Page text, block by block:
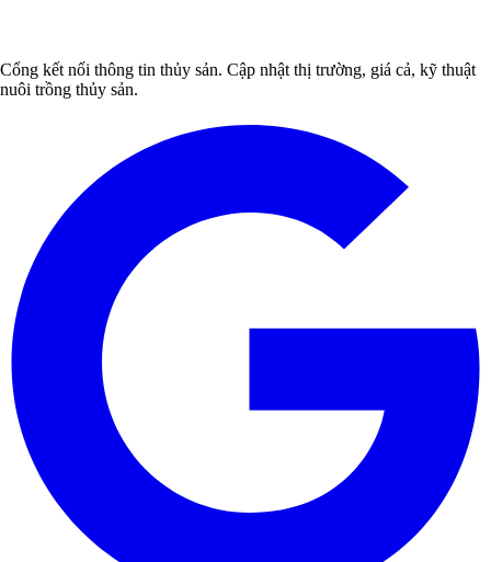
Cổng kết nối thông tin thủy sản. Cập nhật thị trường, giá cả, kỹ thuật
nuôi trồng thủy sản.